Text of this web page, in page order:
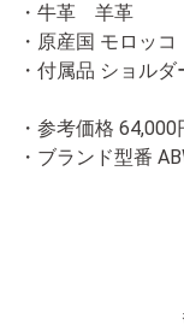
・牛革 羊革
・原産国 モロッコ
・付属品 ショルダ
・参考価格 64,000
・ブランド型番